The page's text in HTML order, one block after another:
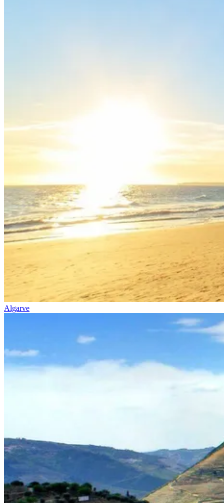
4/5
Trás-os-Montes e Alto Douro de Bicicleta - Top Bike Tours
7 Dias 5/5
Algarve